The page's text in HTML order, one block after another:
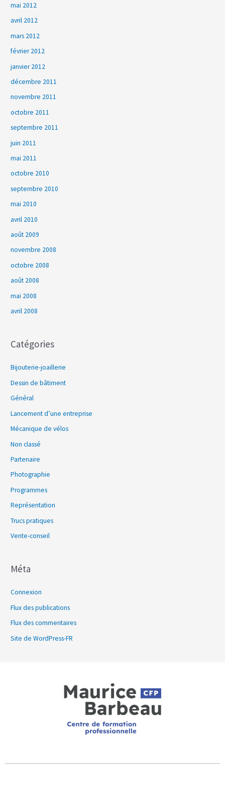
mai 2012
avril 2012
mars 2012
février 2012
janvier 2012
décembre 2011
novembre 2011
octobre 2011
septembre 2011
juin 2011
mai 2011
octobre 2010
septembre 2010
mai 2010
avril 2010
août 2009
novembre 2008
octobre 2008
août 2008
mai 2008
avril 2008
Catégories
Bijouterie-joaillerie
Dessin de bâtiment
Général
Lancement d’une entreprise
Mécanique de vélos
Non classé
Partenaire
Photographie
Programmes
Représentation
Trucs pratiques
Vente-conseil
Méta
Connexion
Flux des publications
Flux des commentaires
Site de WordPress-FR